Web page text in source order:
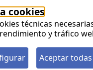
cookies
técnicas
y tráfico